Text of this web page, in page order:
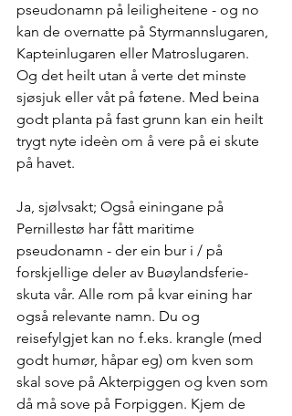
pseudonamn på leiligheitene - og no
kan de overnatte på Styrmannslugaren,
Kapteinlugaren eller Matroslugaren.
Og det heilt utan å verte det minste
sjøsjuk eller våt på føtene. Med beina
godt planta på fast grunn kan ein heilt
trygt nyte ideèn om å vere på ei skute
på havet.
Ja, sjølvsakt; Også einingane på
Pernillestø har fått maritime
pseudonamn - der ein bur i / på
forskjellige deler av Buøylandsferie-
skuta vår. Alle rom på kvar eining har
også relevante namn. Du og
reisefylgjet kan no f.eks. krangle (med
godt humør, håpar eg) om kven som
skal sove på Akterpiggen og kven som
då må sove på Forpiggen. Kjem de